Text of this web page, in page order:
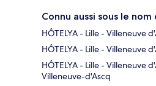
Connu aussi sous le nom
HÔTELYA - Lille - Villeneuve
HÔTELYA - Lille - Villeneuve
HÔTELYA - Lille - Villeneuve
Villeneuve-d'Ascq